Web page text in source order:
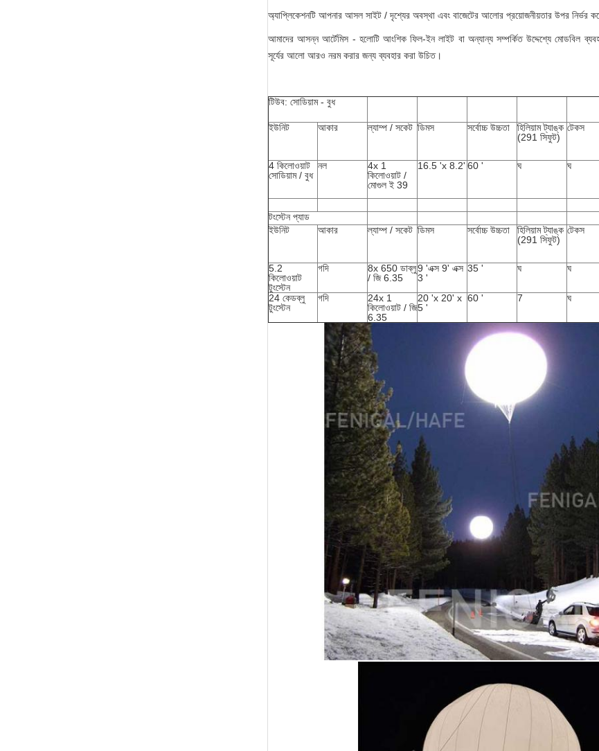
অ্যাপ্লিকেশনটি আপনার আসল সাইট / দৃশ্যের অবস্থা এবং বাজেটের আলোর প্রয়োজনীয়তার উপর নির্ভর
আমাদের আসন্ন আর্টেমিস - হলোটি আংশিক ফিল-ইন লাইট বা অন্যান্য সম্পর্কিত উদ্দেশ্যে মোডবিল
সূর্যের আলো আরও নরম করার জন্য ব্যবহার করা উচিত।
টিউব: সোডিয়াম - বুধ
ইউনিট আকার ল্যাম্প / সকেট ডিমস সর্বোচ্চ উচ্চতা
হিলিয়াম ট্যাঙ্ক
(291 সিফুট)
টেকস
4 কিলোওয়াট
সোডিয়াম / বুধ
নল
4x 1
কিলোওয়াট /
মোগুল ই 39
16.5 'x 8.2' 60 ' ঘ ঘ
টংস্টেন প্যাড
ইউনিট
আকার ল্যাম্প / সকেট ডিমস সর্বোচ্চ উচ্চতা
হিলিয়াম ট্যাঙ্ক
(291 সিফুট)
টেকস
5.2
কিলোওয়াট
টুংস্টেন
গদি
8x 650 ডাব্লু
/ জি 6.35
9 'এক্স 9' এক্স
3 '
35 ' ঘ ঘ
24 কেডব্লু
টুংস্টেন
গদি
24x 1
কিলোওয়াট / জি
6.35
20 'x 20' x
5 '
60 ' 7 ঘ